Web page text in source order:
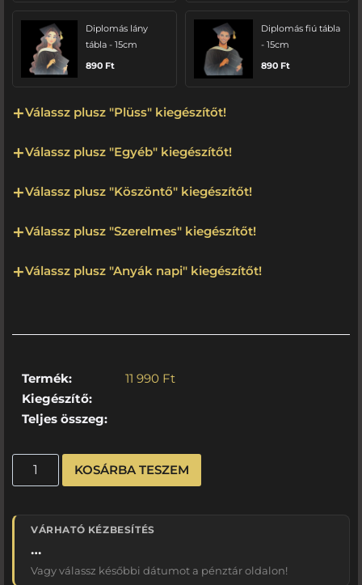
Diplomás lány
tábla - 15cm
890 Ft
Diplomás fiú tábla
- 15cm
890 Ft
Válassz plusz "Plüss" kiegészítőt!
Válassz plusz "Egyéb" kiegészítőt!
Válassz plusz "Köszöntő" kiegészítőt!
Válassz plusz "Szerelmes" kiegészítőt!
Válassz plusz "Anyák napi" kiegészítőt!
Termék: 11 990 Ft
Kiegészítő:
Teljes összeg:
KOSÁRBA TESZEM
VÁRHATÓ KÉZBESÍTÉS
…
Vagy válassz későbbi dátumot a pénztár oldalon!